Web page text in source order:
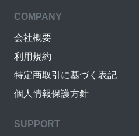
COMPANY
会社概要
利用規約
特定商取引に基づく表記
個人情報保護方針
SUPPORT